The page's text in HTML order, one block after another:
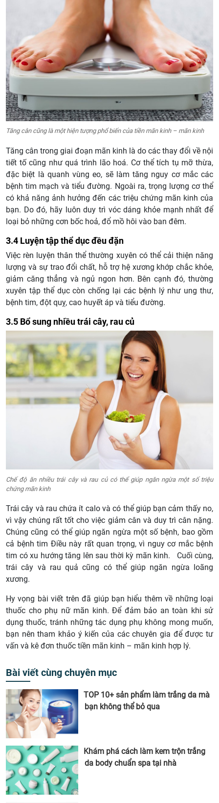
Tăng cân cũng là một hiện tượng phổ biến của tiền mãn kinh – mãn kinh
Tăng cân trong giai đoạn mãn kinh là do các thay đổi về nội
tiết tố cũng như quá trình lão hoá. Cơ thể tích tụ mỡ thừa,
đặc biệt là quanh vùng eo, sẽ làm tăng nguy cơ mắc các
bệnh tim mạch và tiểu đường. Ngoài ra, trọng lượng cơ thể
có khả năng ảnh hưởng đến các triệu chứng mãn kinh của
bạn. Do đó, hãy luôn duy trì vóc dáng khỏe mạnh nhất để
loại bỏ những cơn bốc hoả, đổ mồ hôi vào ban đêm.
3.4 Luyện tập thể dục đều đặn
Việc rèn luyện thân thể thường xuyên có thể cải thiện năng
lượng và sự trao đổi chất, hỗ trợ hệ xương khớp chắc khỏe,
giảm căng thẳng và ngủ ngon hơn. Bên cạnh đó, thường
xuyên tập thể dục còn chống lại các bệnh lý như ung thư,
bệnh tim, đột quỵ, cao huyết áp và tiểu đường.
3.5 Bổ sung nhiều trái cây, rau củ
Chế độ ăn nhiều trái cây và rau củ có thể giúp ngăn ngừa một số triệu
chứng mãn kinh
Trái cây và rau chứa ít calo và có thể giúp bạn cảm thấy no,
vì vậy chúng rất tốt cho việc giảm cân và duy trì cân nặng.
Chúng cũng có thể giúp ngăn ngừa một số bệnh, bao gồm
cả bệnh tim Điều này rất quan trọng, vì nguy cơ mắc bệnh
tim có xu hướng tăng lên sau thời kỳ mãn kinh. Cuối cùng,
trái cây và rau quả cũng có thể giúp ngăn ngừa loãng
xương.
Hy vọng bài viết trên đã giúp bạn hiểu thêm về những loại
thuốc cho phụ nữ mãn kinh. Để đảm bảo an toàn khi sử
dụng thuốc, tránh những tác dụng phụ không mong muốn,
bạn nên tham khảo ý kiến của các chuyên gia để được tư
vấn và kê đơn thuốc tiền mãn kinh – mãn kinh hợp lý.
Bài viết cùng chuyên mục
TOP 10+ sản phẩm làm trắng da mà
bạn không thể bỏ qua
Khám phá cách làm kem trộn trắng
da body chuẩn spa tại nhà